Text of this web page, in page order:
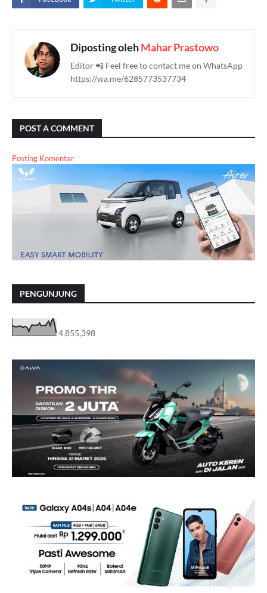
Diposting olehMahar Prastowo
Editor 📲 Feel free to contact me on WhatsApp
https://wa.me/6285773537734
POST A COMMENT
Posting Komentar
PENGUNJUNG
4,855,398